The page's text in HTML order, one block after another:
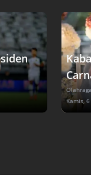
Olahraga
Kamis,